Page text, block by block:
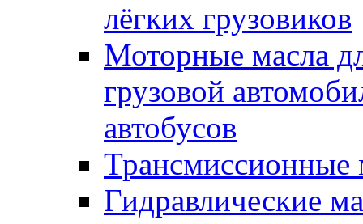
лёгких грузовиков
Моторные масла
грузовой
автобусов
Трансмиссионные
Гидравлические